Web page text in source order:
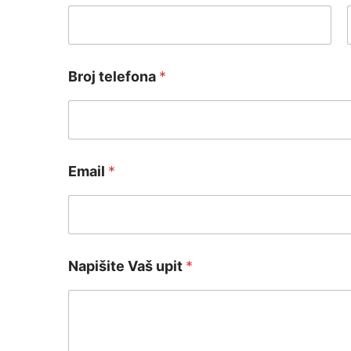
Broj telefona *
Email *
Napišite Vaš upit *